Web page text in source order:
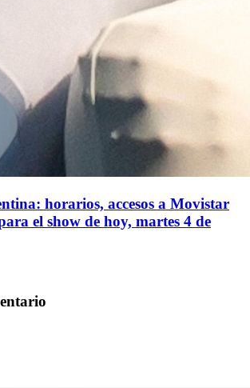
horarios, accesos a Movistar
el show de hoy, martes 4 de